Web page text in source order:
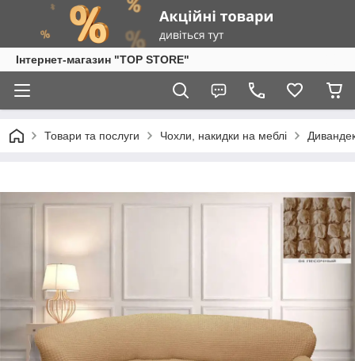
Інтернет-магазин "TOP STORE"
Товари та послуги Чохли, накидки на меблі